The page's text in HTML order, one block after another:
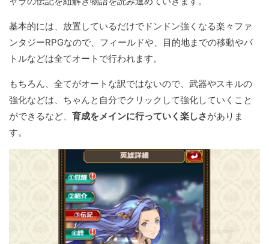
基本的には、放置しているだけでドンドン強くなる楽々ファ
ンタジーRPGなので、フィールドや、目的地までの移動やバ
トルなどは全てオートで行われます。
もちろん、全てがオートな訳ではないので、武器やスキルの
強化などは、ちゃんと自分でクリックして強化していくこと
ができるなど、 育成をメインに行っていく楽しさがありま
す。